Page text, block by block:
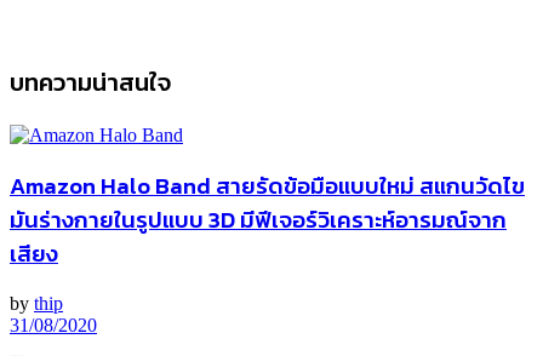
บทความน่าสนใจ
Amazon Halo Band สายรัดข้อมือแบบใหม่ สแกนวัดไข
มันร่างกายในรูปแบบ 3D มีฟีเจอร์วิเคราะห์อารมณ์จาก
เสียง
by thip
31/08/2020